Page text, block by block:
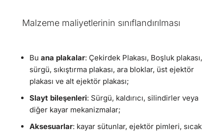
Malzeme maliyetlerinin sınıflandırılması
Bu ana plakalar: Çekirdek Plakası, Boşluk plakası,
sürgü, sıkıştırma plakası, ara bloklar, üst ejektör
plakası ve alt ejektör plakası;
Slayt bileşenleri: Sürgü, kaldırıcı, silindirler veya
diğer kayar mekanizmalar;
Aksesuarlar: kayar sütunlar, ejektör pimleri, sıcak